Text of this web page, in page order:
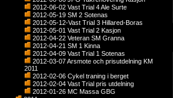
2012-06-02 Vast Trial 4 Ale Surte
2012-05-19 SM 2 Sotenas
2012-05-12-Vast Trial 3 Hillared-Boras
2012-05-01 Vast Trial 2 Kasjon
2012-04-22 Veteran SM Granna
2012-04-21 SM 1 Kinna
2012-04-09 Vast Trial 1 Sotenas
2012-03-07 Arsmote och prisutdelning KM
2011
2012-02-06 Cykel traning i berget
2012-02-04 Vast Trial pris utdelning
2012-01-26 MC Massa GBG